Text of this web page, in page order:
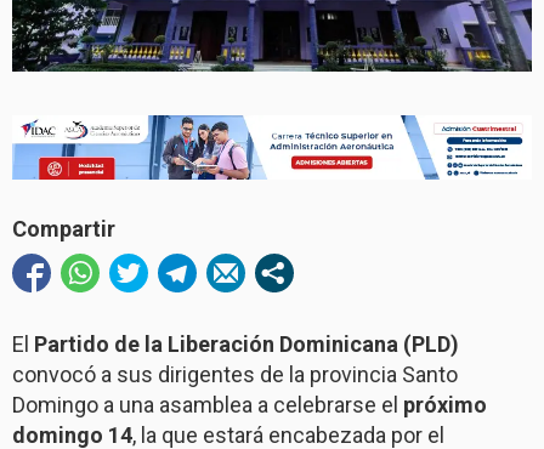
Compartir
El Partido de la Liberación Dominicana (PLD)
convocó a sus dirigentes de la provincia Santo
Domingo a una asamblea a celebrarse el próximo
domingo 14, la que estará encabezada por el